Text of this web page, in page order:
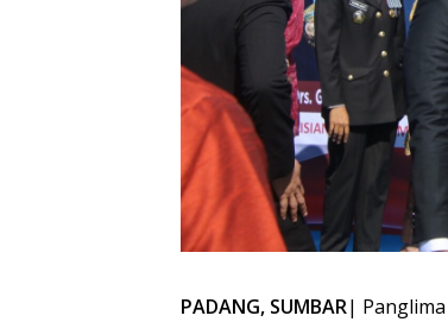
PADANG, SUMBAR|